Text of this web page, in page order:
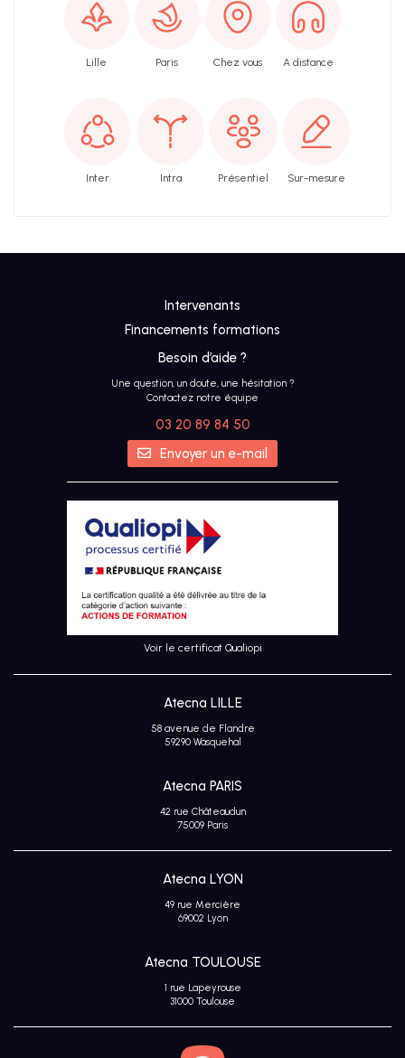
Lille Paris Chez vous A distance
Inter Intra Présentiel Sur-mesure
Intervenants
Financements formations
Besoin d’aide ?
Une question, un doute, une hésitation ?
Contactez notre équipe
03 20 89 84 50
Envoyer un e-mail
Voir le certificat Qualiopi
Atecna LILLE
58 avenue de Flandre
59290 Wasquehal
Atecna PARIS
42 rue Châteaudun
75009 Paris
Atecna LYON
49 rue Mercière
69002 Lyon
Atecna TOULOUSE
1 rue Lapeyrouse
31000 Toulouse